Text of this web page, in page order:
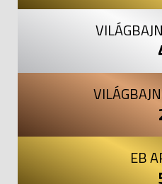
EB